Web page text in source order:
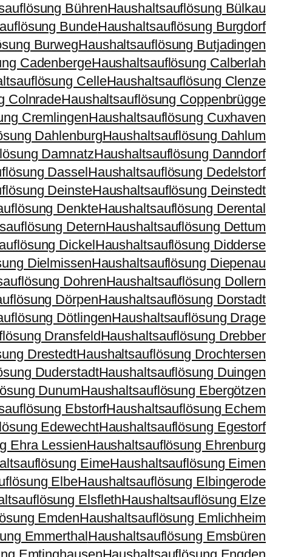
BührenHaushaltsauflösung Bülkau
BundeHaushaltsauflösung Burgdorf
BurwegHaushaltsauflösung Butjadingen
CadenbergeHaushaltsauflösung Calberlah
CelleHaushaltsauflösung Clenze
ColnradeHaushaltsauflösung Coppenbrügge
CremlingenHaushaltsauflösung Cuxhaven
DahlenburgHaushaltsauflösung Dahlum
DamnatzHaushaltsauflösung Danndorf
DasselHaushaltsauflösung Dedelstorf
DeinsteHaushaltsauflösung Deinstedt
DenkteHaushaltsauflösung Derental
DeternHaushaltsauflösung Dettum
DickelHaushaltsauflösung Didderse
DielmissenHaushaltsauflösung Diepenau
DohrenHaushaltsauflösung Dollern
DörpenHaushaltsauflösung Dorstadt
DötlingenHaushaltsauflösung Drage
DransfeldHaushaltsauflösung Drebber
DrestedtHaushaltsauflösung Drochtersen
DuderstadtHaushaltsauflösung Duingen
DunumHaushaltsauflösung Ebergötzen
EbstorfHaushaltsauflösung Echem
EdewechtHaushaltsauflösung Egestorf
Ehra LessienHaushaltsauflösung Ehrenburg
EimeHaushaltsauflösung Eimen
ElbeHaushaltsauflösung Elbingerode
ElsflethHaushaltsauflösung Elze
EmdenHaushaltsauflösung Emlichheim
EmmerthalHaushaltsauflösung Emsbüren